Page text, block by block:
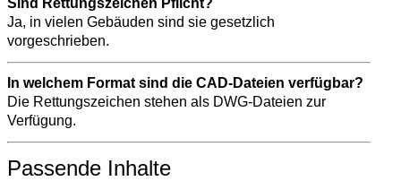
Ja, in vielen Gebäuden sind sie gesetzlich
vorgeschrieben.
In welchem Format sind die CAD-Dateien verfügbar?
Die Rettungszeichen stehen als DWG-Dateien zur
Verfügung.
Passende Inhalte